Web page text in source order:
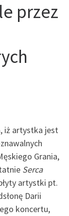
przez
iż artystka jest
Grania,
Serca
artystki pt.
Darii
koncertu,